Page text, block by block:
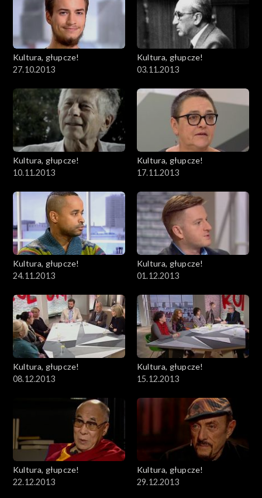
Kultura, głupcze!
27.10.2013
Kultura, głupcze!
03.11.2013
Kultura, głupcze!
10.11.2013
Kultura, głupcze!
17.11.2013
Kultura, głupcze!
24.11.2013
Kultura, głupcze!
01.12.2013
Kultura, głupcze!
08.12.2013
Kultura, głupcze!
15.12.2013
Kultura, głupcze!
22.12.2013
Kultura, głupcze!
29.12.2013